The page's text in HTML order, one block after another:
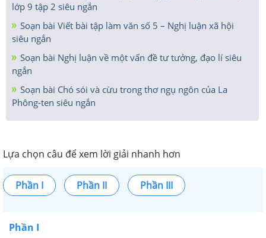
lớp 9 tập 2 siêu ngắn
Soạn bài Viết bài tập làm văn số 5 – Nghị luận xã hội
siêu ngắn
Soạn bài Nghị luận về một vấn đề tư tưởng, đạo lí siêu
ngắn
Soạn bài Chó sói và cừu trong thơ ngụ ngôn của La
Phông-ten siêu ngắn
Lựa chọn câu để xem lời giải nhanh hơn
Phần I Phần II Phần III
Phần I